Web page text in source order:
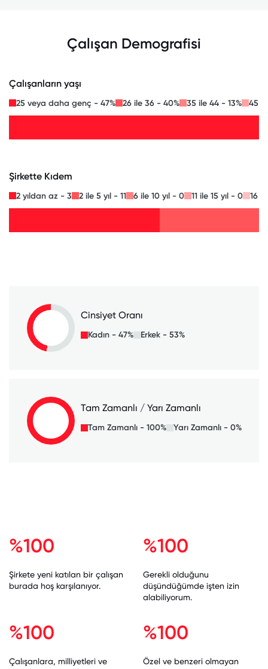
Çalışan Demografisi
Çalışanların yaşı
25 veya daha genç - 47% 26 ile 36 - 40% 35 ile 44 - 13% 45
Şirkette Kıdem
2 yıldan az - 3 2 ile 5 yıl - 11 6 ile 10 yıl - 0 11 ile 15 yıl - 0 16
Cinsiyet Oranı
Kadın - 47% Erkek - 53%
Tam Zamanlı / Yarı Zamanlı
Tam Zamanlı - 100% Yarı Zamanlı - 0%
%100
Şirkete yeni katılan bir çalışan
burada hoş karşılanıyor.
%100
Gerekli olduğunu
düşündüğümde işten izin
alabiliyorum.
%100
Çalışanlara, milliyetleri ve
%100
Özel ve benzeri olmayan